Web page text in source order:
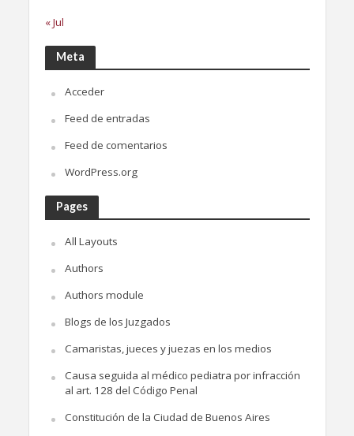
« Jul
Meta
Acceder
Feed de entradas
Feed de comentarios
WordPress.org
Pages
All Layouts
Authors
Authors module
Blogs de los Juzgados
Camaristas, jueces y juezas en los medios
Causa seguida al médico pediatra por infracción
al art. 128 del Código Penal
Constitución de la Ciudad de Buenos Aires